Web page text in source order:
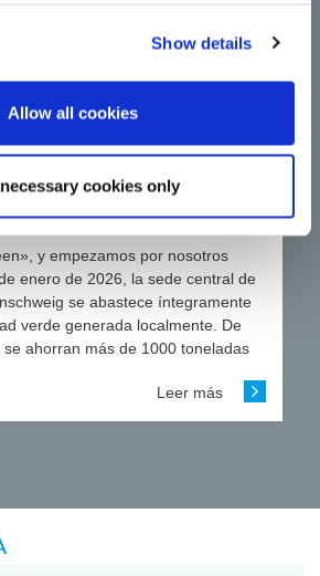
Show details
Allow all cookies
cookies only
importante de
BMA apuesta
verde
y empezamos por nosotros
enero de 2026, la sede central de
se abastece íntegramente
verde generada localmente. De
ahorran más de 1000 toneladas
Leer más